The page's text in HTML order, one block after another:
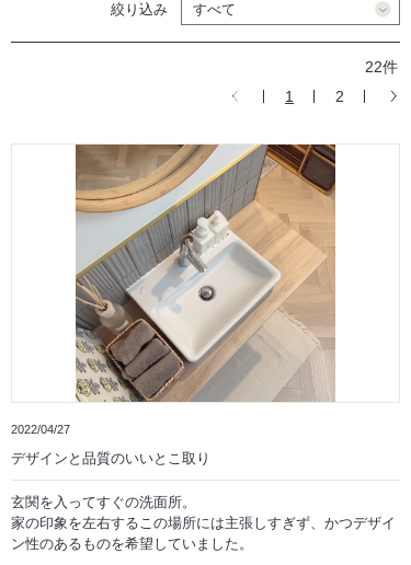
絞り込み
22件
1
2
2022/04/27
デザインと品質のいいとこ取り
玄関を入ってすぐの洗面所。
家の印象を左右するこの場所には主張しすぎず、かつデザイ
ン性のあるものを希望していました。